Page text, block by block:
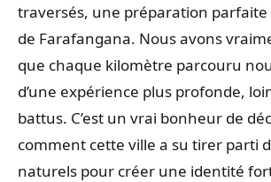
traversés, une préparation parfaite
de Farafangana. Nous avons
que chaque kilomètre parcouru
d’une expérience plus profonde,
battus. C’est un vrai bonheur de
comment cette ville a su tirer parti
naturels pour créer une identité